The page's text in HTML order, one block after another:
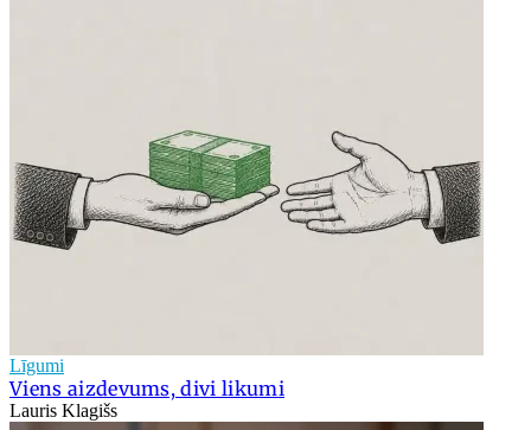
Līgumi
Viens aizdevums, divi likumi
Lauris Klagišs